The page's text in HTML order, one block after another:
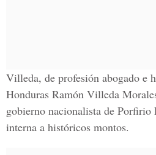
Villeda, de profesión abogado e
Honduras Ramón Villeda
gobierno nacionalista de Porfirio
interna a históricos montos.